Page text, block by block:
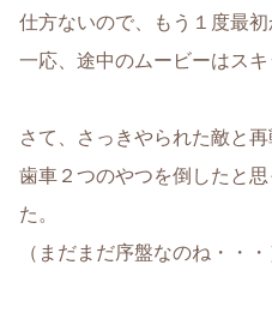
仕方ないので、もう１度最初
一応、途中のムービーはスキ
さて、さっきやられた敵と再
歯車２つのやつを倒したと
た。
（まだまだ序盤なのね・・・